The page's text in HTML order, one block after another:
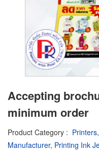
Accepting
minimum order
Product Category : Printers,
Manufacturer, Printing Ink